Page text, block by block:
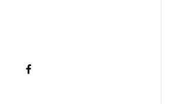
facebook